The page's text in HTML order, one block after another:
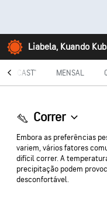
Liabela, Kuando
MENSAL
Correr
Embora as preferências
variem, vários fatores
difícil correr. A
precipitação podem
desconfortável.